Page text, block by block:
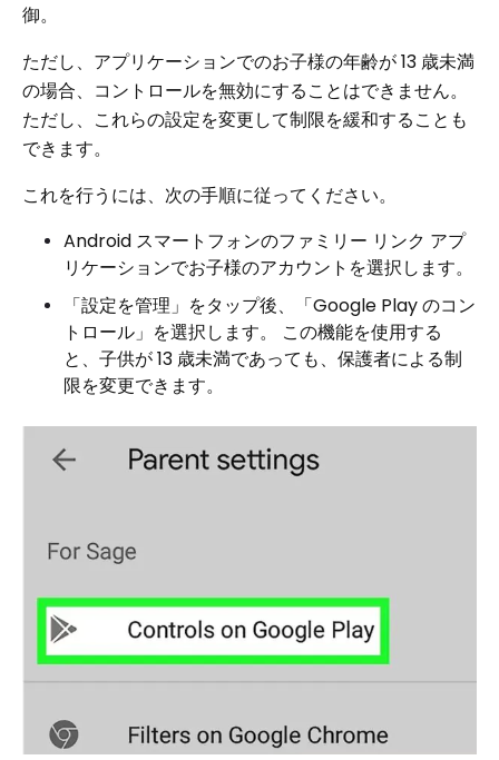
御。
ただし、アプリケーションでのお子様の年齢が 13 歳未満
の場合、コントロールを無効にすることはできません。
ただし、これらの設定を変更して制限を緩和することも
できます。
これを行うには、次の手順に従ってください。
Android スマートフォンのファミリー リンク アプ
リケーションでお子様のアカウントを選択します。
「設定を管理」をタップ後、「Google Play のコン
トロール」を選択します。 この機能を使用する
と、子供が 13 歳未満であっても、保護者による制
限を変更できます。